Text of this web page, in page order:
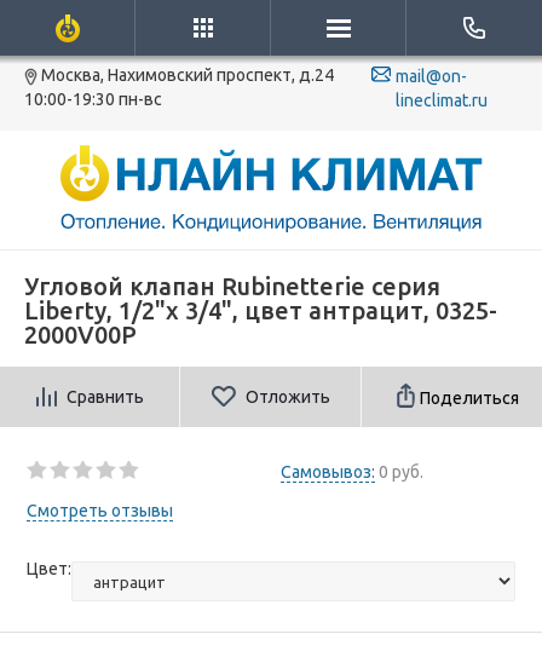
Москва, Нахимовский проспект, д.24
10:00-19:30 пн-вс
mail@on-
lineclimat.ru
Угловой клапан Rubinetterie серия
Liberty, 1/2"х 3/4", цвет антрацит, 0325-
2000V00P
Сравнить Отложить Поделиться
Самовывоз: 0 руб.
Смотреть отзывы
Цвет: